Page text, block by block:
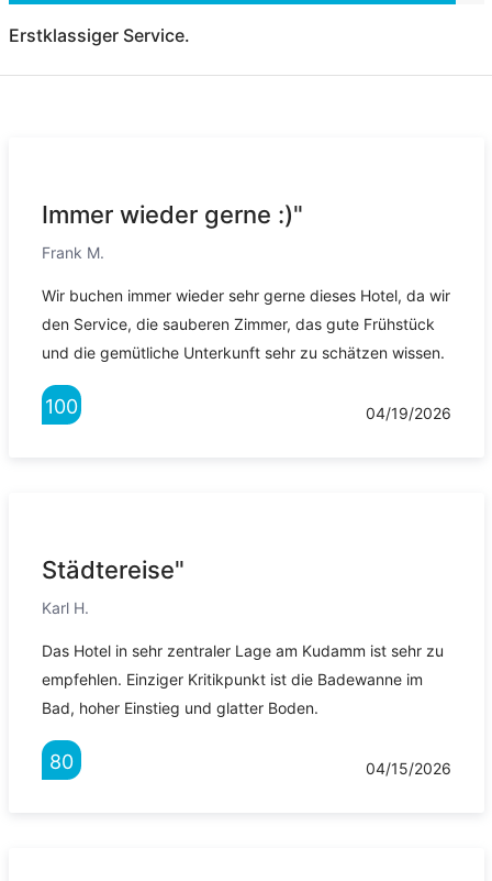
Erstklassiger Service.
Immer wieder gerne :)"
Frank M.
Wir buchen immer wieder sehr gerne dieses Hotel, da wir
den Service, die sauberen Zimmer, das gute Frühstück
und die gemütliche Unterkunft sehr zu schätzen wissen.
100 04/19/2026
Städtereise"
Karl H.
Das Hotel in sehr zentraler Lage am Kudamm ist sehr zu
empfehlen. Einziger Kritikpunkt ist die Badewanne im
Bad, hoher Einstieg und glatter Boden.
80 04/15/2026